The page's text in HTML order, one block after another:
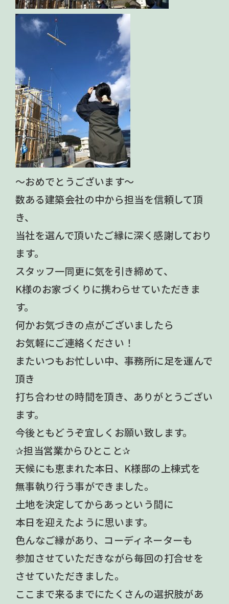
～おめでとうございます～
数ある建築会社の中から担当を信頼して頂
き、
当社を選んで頂いたご縁に深く感謝しており
ます。
スタッフ一同更に気を引き締めて、
K様のお家づくりに携わらせていただきま
す。
何かお気づきの点がございましたら
お気軽にご連絡ください！
またいつもお忙しい中、事務所に足を運んで
頂き
打ち合わせの時間を頂き、ありがとうござい
ます。
今後ともどうぞ宜しくお願い致します。
✰担当営業からひとこと✰
天候にも恵まれた本日、K様邸の上棟式を
無事執り行う事ができました。
土地を決定してからあっという間に
本日を迎えたように思います。
色んなご縁があり、コーディネーターも
参加させていただきながら毎回の打合せを
させていただきました。
ここまで来るまでにたくさんの選択肢があ